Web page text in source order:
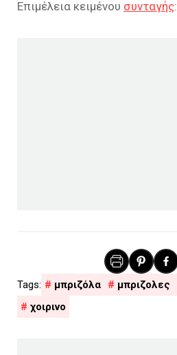
Επιμέλεια κειμένου συνταγής:
μπριζόλα μπριζολες
χοιρινο